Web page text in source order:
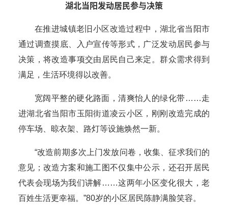
湖北当阳发动居民参与决策
在推进城镇老旧小区改造过程中，湖北省当阳市
通过调查摸底、入户宣传等形式，广泛发动居民参与
决策，将改造事项交由居民自己来定。群众需求得到
满足，生活环境得以改善。
宽阔平整的硬化路面，清爽怡人的绿化带……走
进湖北省当阳市玉阳街道凌云小区，刚刚改造完成的
停车场、晾衣架、路灯等设施焕然一新。
“改造前期多次上门发放问卷，收集、征求我们的
意见；改造方案和施工图不仅集中公示，还召开居民
代表会现场为我们讲解……这两年小区变化很大，老
百姓生活更幸福。”80岁的小区居民陈静满脸笑容。